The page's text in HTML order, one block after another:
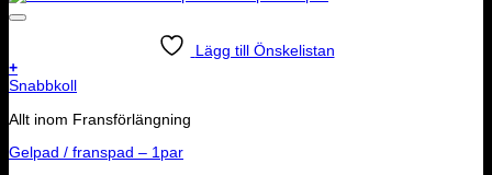
Lägg till Önskelistan
+
Snabbkoll
Allt inom Fransförlängning
Gelpad / franspad – 1par